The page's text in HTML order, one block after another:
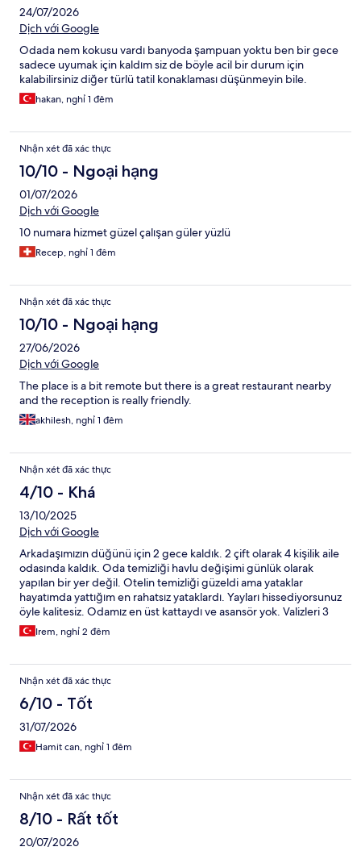
sürekli hoşgeldiniz tarzı yaklaşımlarla günümüzün nasıl geçtiğini
sormaları çok hoşumuza gitti. Umarım çok yakın zamanda tekrar
konaklamak isteyen herkese tavsiye ederim.
24/07/2026
Dịch với Google
Odada nem kokusu vardı banyoda şampuan yoktu ben bir gece
sadece uyumak için kaldım siz de böyle acil bir durum için
kalabilirsiniz diğer türlü tatil konaklaması düşünmeyin bile.
hakan, nghỉ 1 đêm
Nhận xét đã xác thực
10/10 - Ngoại hạng
01/07/2026
Dịch với Google
10 numara hizmet güzel çalışan güler yüzlü
Recep, nghỉ 1 đêm
Nhận xét đã xác thực
10/10 - Ngoại hạng
27/06/2026
Dịch với Google
The place is a bit remote but there is a great restaurant nearby
and the reception is really friendly.
akhilesh, nghỉ 1 đêm
Nhận xét đã xác thực
4/10 - Khá
13/10/2025
Dịch với Google
Arkadaşımızın düğünü için 2 gece kaldık. 2 çift olarak 4 kişilik aile
odasında kaldık. Oda temizliği havlu değişimi günlük olarak
yapılan bir yer değil. Otelin temizliği güzeldi ama yataklar
hayatımda yattığım en rahatsız yataklardı. Yayları hissediyorsunuz
öyle kalitesiz. Odamız en üst kattaydı ve asansör yok. Valizleri 3
kat taşımak zorundasınız. Wifi var mı dediğimizde odanızda yok
lobide var dediler?? Wifi en üst kata yayamamışlar üst katlarda
gibi dilimli peynir zeytin ekmek yağ bal ve çay bu kadar.
Irem, nghỉ 2 đêm
Nhận xét đã xác thực
6/10 - Tốt
31/07/2026
Hamit can, nghỉ 1 đêm
Nhận xét đã xác thực
8/10 - Rất tốt
20/07/2026